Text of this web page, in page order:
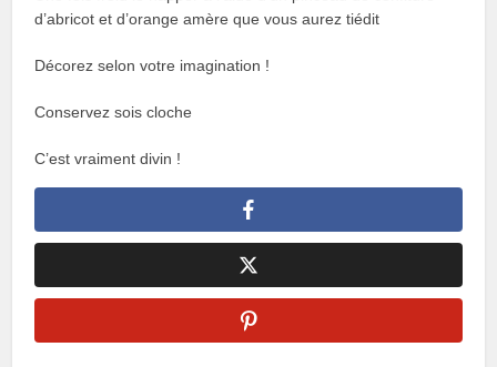
d’abricot et d’orange amère que vous aurez tiédit
Décorez selon votre imagination !
Conservez sois cloche
C’est vraiment divin !